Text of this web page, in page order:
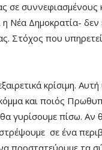
συννεφιασμένους
η Νέα Δημοκρατία- δεν
Στόχος που
κρίσιμη. Αυτή
και ποιός
γυρίσουμε πίσω. Αν
σε ένα